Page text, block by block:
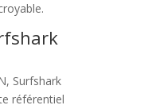
Surfshark
référentiel